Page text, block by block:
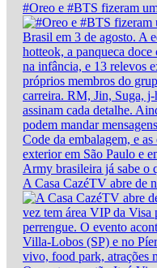
#Oreo e #BTS fizeram
A Casa CazéTV abre de